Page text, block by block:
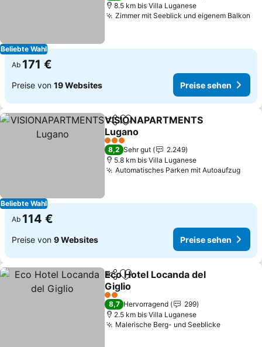
Beliebte Wahl
8.5 km bis Villa Luganese
Zimmer mit Seeblick und eigenem Balkon
Ab 171 €
Preise von 19 Websites Preise sehen
Beliebte Wahl
TeilenZu Favoriten hinzufügen
VISIONAPARTMENTS
Lugano
Preise sehen
3 Sterne
8,2 Sehr gut
2.249
5.8 km bis Villa Luganese
Automatisches Parken mit Autoaufzug
Ab 114 €
Preise von 9 Websites Preise sehen
TeilenZu Favoriten hinzufügen
Eco Hotel Locanda del
Giglio
Preise sehen
2 Sterne
8,7 Hervorragend
299
2.5 km bis Villa Luganese
Malerische Berg- und SeeblickePreise